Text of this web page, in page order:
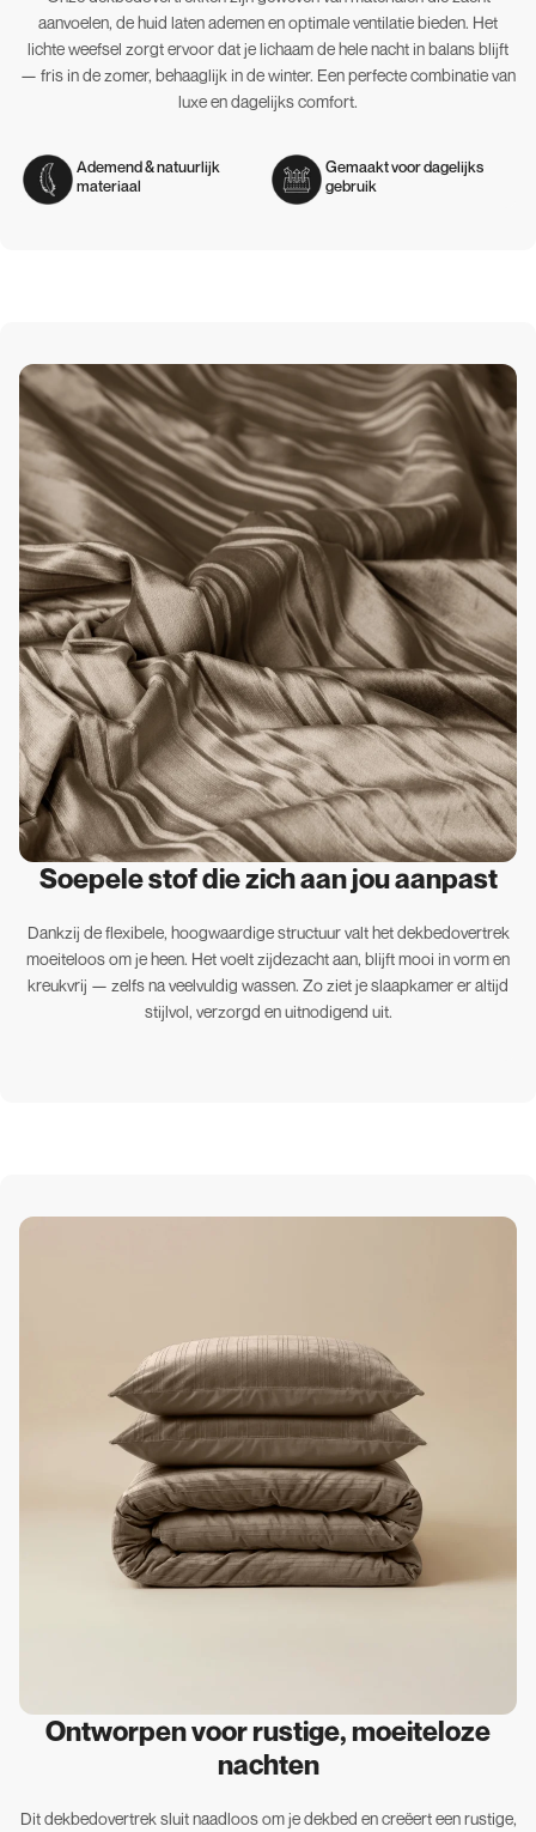
aanvoelen, de huid laten ademen en optimale ventilatie bieden. Het
lichte weefsel zorgt ervoor dat je lichaam de hele nacht in balans blijft
— fris in de zomer, behaaglijk in de winter. Een perfecte combinatie van
luxe en dagelijks comfort.
Ademend & natuurlijk
materiaal
Gemaakt voor dagelijks
gebruik
Soepele stof die zich aan jou aanpast
Dankzij de flexibele, hoogwaardige structuur valt het dekbedovertrek
moeiteloos om je heen. Het voelt zijdezacht aan, blijft mooi in vorm en
kreukvrij — zelfs na veelvuldig wassen. Zo ziet je slaapkamer er altijd
stijlvol, verzorgd en uitnodigend uit.
Ontworpen voor rustige, moeiteloze
nachten
Dit dekbedovertrek sluit naadloos om je dekbed en creëert een rustige,